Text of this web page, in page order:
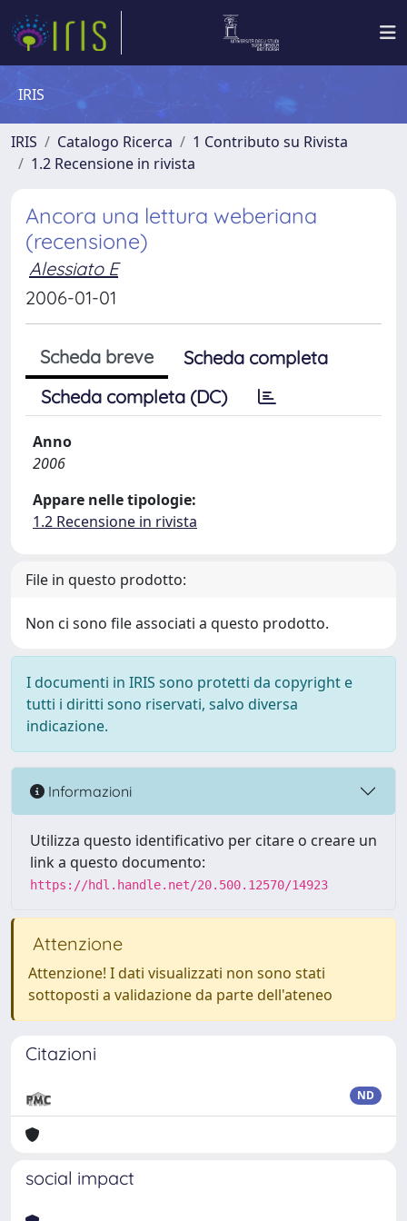
IRIS
IRIS Catalogo Ricerca
1 Contributo su Rivista
1.2 Recensione in rivista
Ancora una lettura weberiana
(recensione)
Alessiato E
2006-01-01
Scheda breve
Scheda completa
Scheda completa (DC)
Anno
2006
Appare nelle tipologie:
1.2 Recensione in rivista
File in questo prodotto:
Non ci sono file associati a questo prodotto.
I documenti in IRIS sono protetti da copyright e
tutti i diritti sono riservati, salvo diversa
indicazione.
Informazioni
Utilizza questo identificativo per citare o creare un
link a questo documento:
https://hdl.handle.net/20.500.12570/14923
Attenzione
Attenzione! I dati visualizzati non sono stati
sottoposti a validazione da parte dell'ateneo
Citazioni
ND
social impact